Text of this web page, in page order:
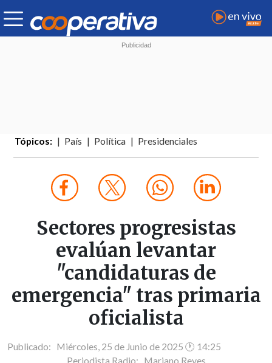
Tópicos: País Política Presidenciales
Sectores progresistas
evalúan levantar
"candidaturas de
emergencia" tras primaria
oficialista
Publicado: Miércoles, 25 de Junio de 2025 🕐 14:25